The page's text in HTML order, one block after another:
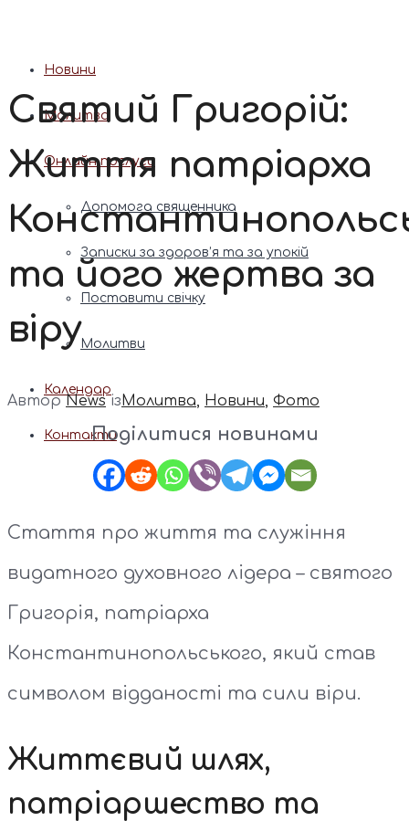
Новини
Молитва
Онлайн послуги
Допомога священника
Записки за здоров’я та за упокій
Поставити свічку
Молитви
Календар
Контакти
Святий Григорій:
Життя патріарха
та його жертва за
віру
АвторNews ізМолитва, Новини, Фото
Поділитися новинами
Стаття про життя та служіння
видатного духовного лідера – святого
Григорія, патріарха
Константинопольського, який став
символом відданості та сили віри.
Життєвий шлях,
патріаршество та